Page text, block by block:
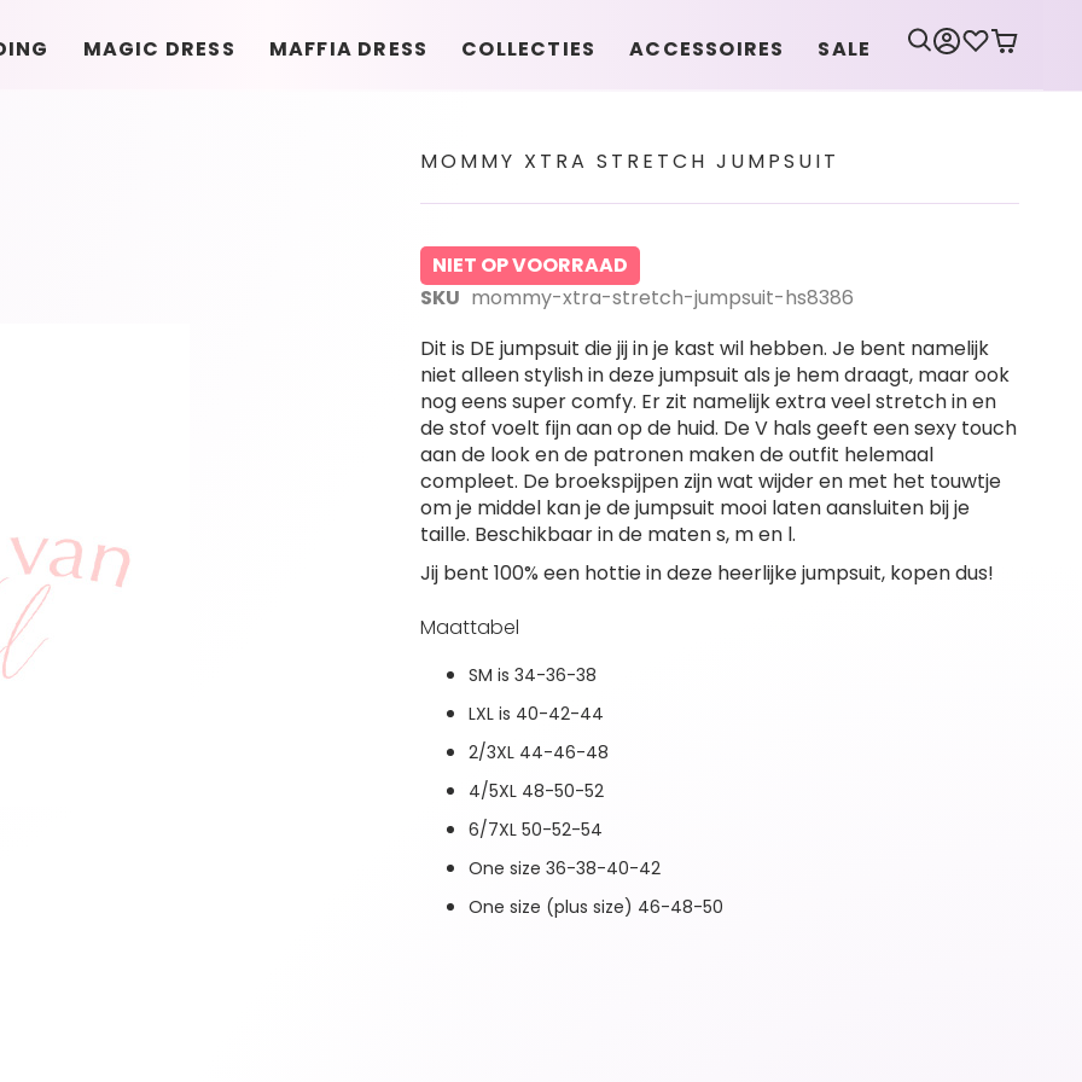
MAGIC DRESS MAFFIA DRESS COLLECTIES ACCESSOIRES
SALE
MOMMY XTRA STRETCH JUMPSUIT
NIET OP VOORRAAD
SKU mommy-xtra-stretch-jumpsuit-hs8386
Dit is DE jumpsuit die jij in je kast wil hebben. Je bent namelijk
niet alleen stylish in deze jumpsuit als je hem draagt, maar ook
nog eens super comfy. Er zit namelijk extra veel stretch in en
de stof voelt fijn aan op de huid. De V hals geeft een sexy touch
aan de look en de patronen maken de outfit helemaal
compleet. De broekspijpen zijn wat wijder en met het touwtje
om je middel kan je de jumpsuit mooi laten aansluiten bij je
taille. Beschikbaar in de maten s, m en l.
Jij bent 100% een hottie in deze heerlijke jumpsuit, kopen dus!
Maattabel
SM is 34-36-38
LXL is 40-42-44
2/3XL 44-46-48
4/5XL 48-50-52
6/7XL 50-52-54
One size 36-38-40-42
One size (plus size) 46-48-50